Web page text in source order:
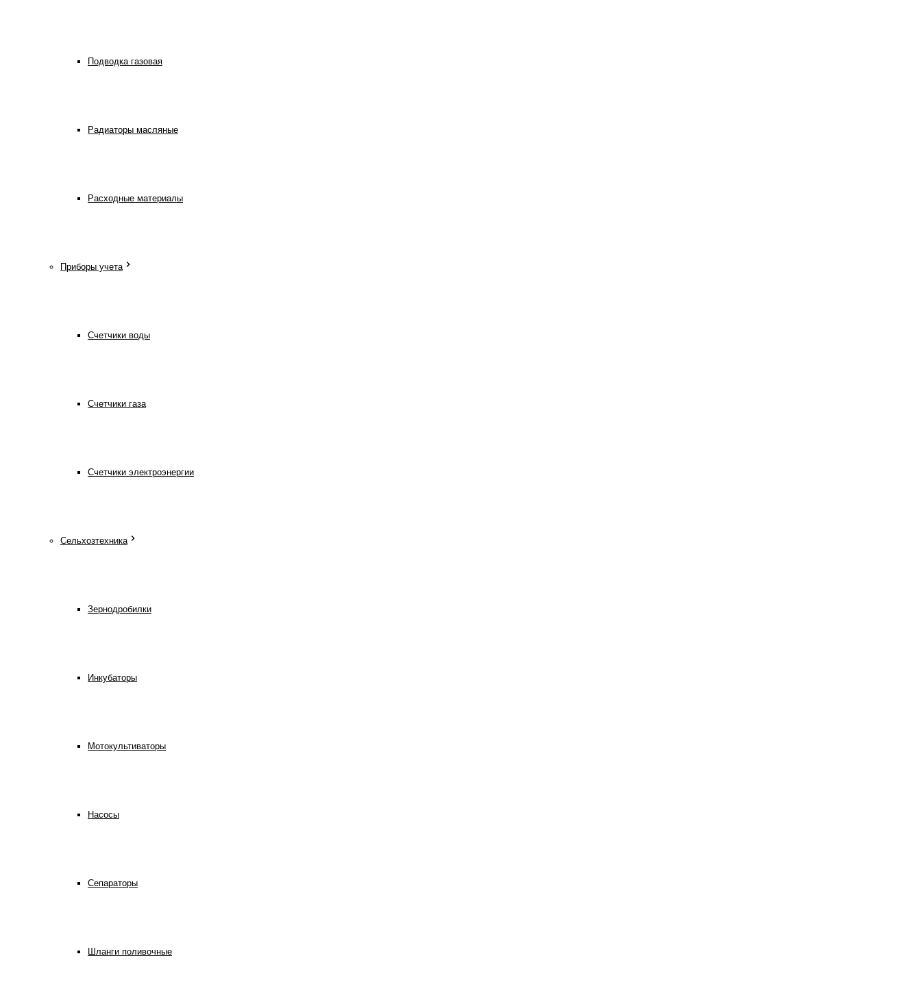
Подводка газовая
Радиаторы масляные
Расходные материалы
Приборы учета
Счетчики воды
Счетчики газа
Счетчики электроэнергии
Сельхозтехника
Зернодробилки
Инкубаторы
Мотокультиваторы
Насосы
Сепараторы
Шланги поливочные